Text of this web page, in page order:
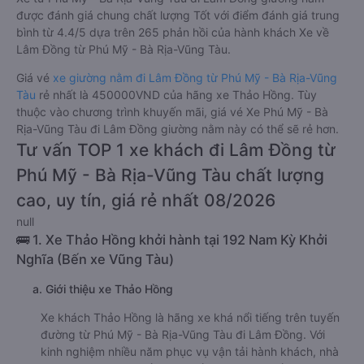
được đánh giá chung chất lượng Tốt với điểm đánh giá trung
bình từ 4.4/5 dựa trên 265 phản hồi của hành khách Xe về
Lâm Đồng từ Phú Mỹ - Bà Rịa-Vũng Tàu.
Giá vé xe giường nằm đi Lâm Đồng từ Phú Mỹ - Bà Rịa-Vũng
Tàu rẻ nhất là 450000VND của hãng xe Thảo Hồng. Tùy
thuộc vào chương trình khuyến mãi, giá vé Xe Phú Mỹ - Bà
Rịa-Vũng Tàu đi Lâm Đồng giường nằm này có thể sẽ rẻ hơn.
Tư vấn TOP 1 xe khách đi Lâm Đồng từ
Phú Mỹ - Bà Rịa-Vũng Tàu chất lượng
cao, uy tín, giá rẻ nhất 08/2026
null
🚌 1. Xe Thảo Hồng khởi hành tại 192 Nam Kỳ Khởi
Nghĩa (Bến xe Vũng Tàu)
a. Giới thiệu xe Thảo Hồng
Xe khách Thảo Hồng là hãng xe khá nổi tiếng trên tuyến
đường từ Phú Mỹ - Bà Rịa-Vũng Tàu đi Lâm Đồng. Với
kinh nghiệm nhiều năm phục vụ vận tải hành khách, nhà